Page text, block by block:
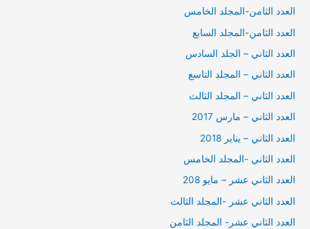
العدد الثامن-المجلد الخامس
العدد الثامن-المجلد السابع
العدد الثاني – الجلد السادس
العدد الثاني – المجلد التاسع
العدد الثاني – المجلد الثالث
العدد الثاني – مارس 2017
العدد الثاني – يناير 2018
العدد الثاني -المجلد الخامس
العدد الثاني عشر – مايو 208
العدد الثاني عشر -المجلد الثالث
العدد الثاني عشر- المجلد الثامن